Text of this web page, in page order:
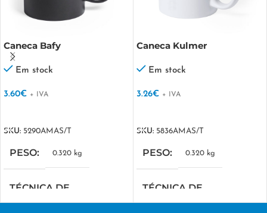
Caneca Bafy
Em stock
3.60€ + IVA
SKU: 5290AMAS/T
PESO 0.320 kg
TÉCNICA DE
PERSONALIZAÇÃO
Caneca Kulmer
Em stock
3.26€ + IVA
SKU: 5836AMAS/T
PESO 0.320 kg
TÉCNICA DE
PERSONALIZAÇÃO